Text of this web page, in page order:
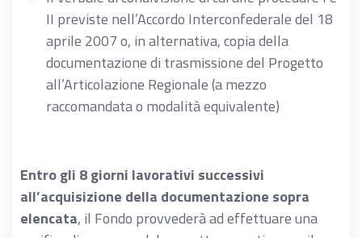
II previste nell’Accordo Interconfederale del 18
aprile 2007 o, in alternativa, copia della
documentazione di trasmissione del Progetto
all’Articolazione Regionale (a mezzo
raccomandata o modalità equivalente)
Entro gli 8 giorni lavorativi successivi
all’acquisizione della documentazione sopra
elencata, il Fondo provvederà ad effettuare una